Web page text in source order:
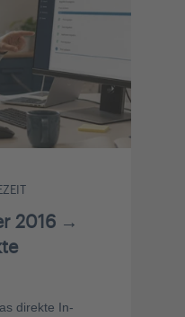
2016 →
direkte In-